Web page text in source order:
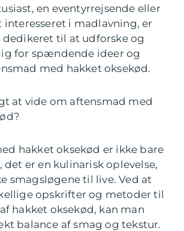
en eventyrrejsende eller
interesseret i madlavning, er
til at udforske og
for spændende ideer og
med hakket oksekød.
at vide om aftensmad med
hakket oksekød er ikke bare
det er en kulinarisk oplevelse,
smagsløgene til live. Ved at
opskrifter og metoder til
hakket oksekød, kan man
balance af smag og tekstur.